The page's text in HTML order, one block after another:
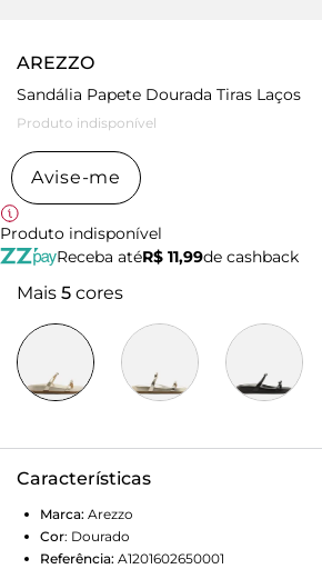
AREZZO
Sandália Papete Dourada Tiras Laços
Produto indisponível
Avise-me
Produto indisponível
Receba atéR$ 11,99de cashback
Mais 5 cores
Características
Marca: Arezzo
Cor: Dourado
Referência: A1201602650001